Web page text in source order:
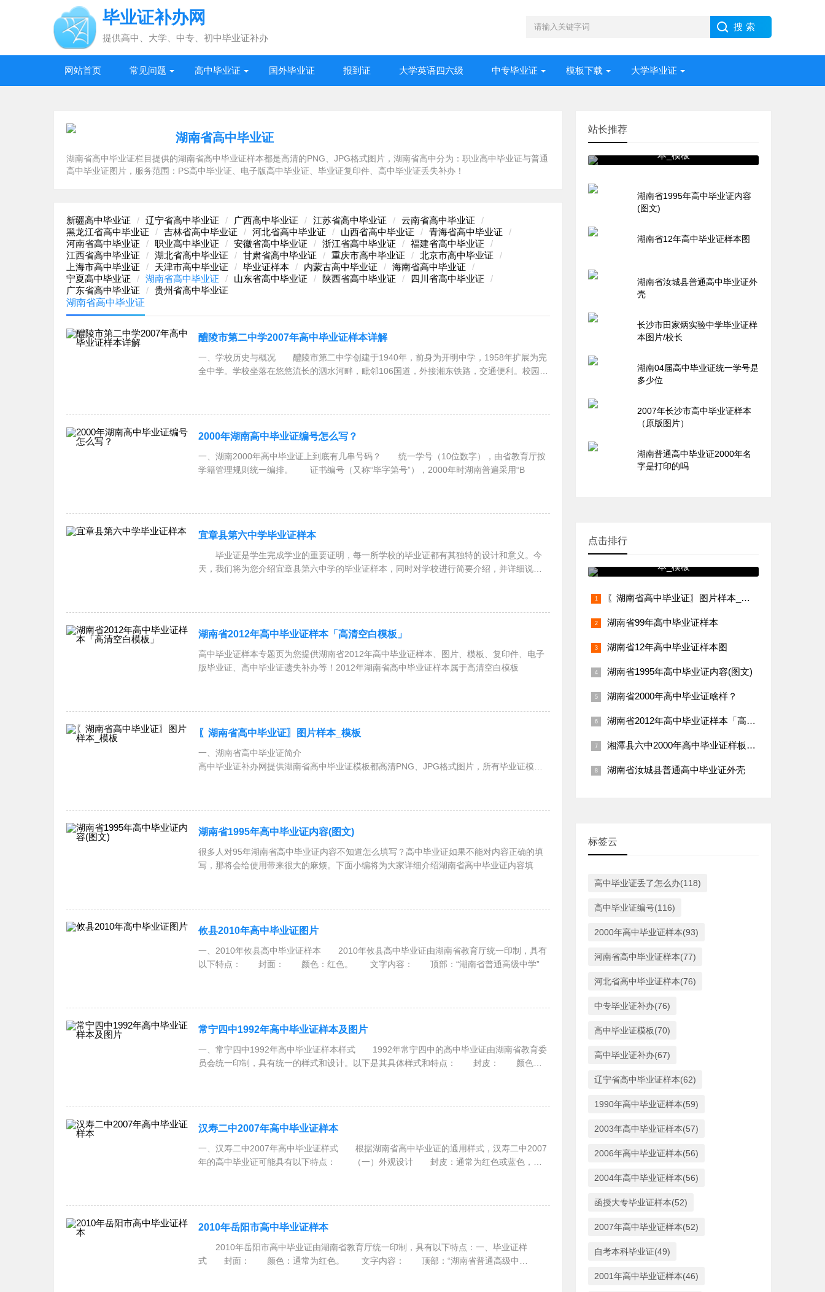
毕业证补办网
提供高中、大学、中专、初中毕业证补办
网站首页 常见问题 高中毕业证 国外毕业证 报到证 大学英语四六级 中专毕业证 模板下载 大学毕业证
湖南省高中毕业证
湖南省高中毕业证栏目提供的湖南省高中毕业证样本都是高清的PNG、JPG格式图片，湖南省高中分为：职业高中毕业证与普通
高中毕业证图片，服务范围：PS高中毕业证、电子版高中毕业证、毕业证复印件、高中毕业证丢失补办！
新疆高中毕业证 辽宁省高中毕业证 广西高中毕业证 江苏省高中毕业证
云南省高中毕业证
黑龙江省高中毕业证
吉林省高中毕业证 河北省高中毕业证 山西省高中毕业证
青海省高中毕业证
河南省高中毕业证
职业高中毕业证 安徽省高中毕业证 浙江省高中毕业证
福建省高中毕业证
江西省高中毕业证
湖北省高中毕业证 甘肃省高中毕业证 重庆市高中毕业证
北京市高中毕业证
上海市高中毕业证
天津市高中毕业证 毕业证样本 内蒙古高中毕业证
海南省高中毕业证
宁夏高中毕业证
湖南省高中毕业证 山东省高中毕业证 陕西省高中毕业证
四川省高中毕业证
广东省高中毕业证
贵州省高中毕业证
湖南省高中毕业证
醴陵市第二中学2007年高中毕业证样本详解
一、学校历史与概况 醴陵市第二中学创建于1940年，前身为开明中学，1958年扩展为完
全中学。学校坐落在悠悠流长的泗水河畔，毗邻106国道，外接湘东铁路，交通便利。校园环
2000年湖南高中毕业证编号怎么写？
一、湖南2000年高中毕业证上到底有几串号码？ 统一学号（10位数字），由省教育厅按
学籍管理规则统一编排。 证书编号（又称“毕字第号”），2000年时湖南普遍采用“B
宜章县第六中学毕业证样本
毕业证是学生完成学业的重要证明，每一所学校的毕业证都有其独特的设计和意义。今
天，我们将为您介绍宜章县第六中学的毕业证样本，同时对学校进行简要介绍，并详细说明
湖南省2012年高中毕业证样本「高清空白模板」
高中毕业证样本专题页为您提供湖南省2012年高中毕业证样本、图片、模板、复印件、电子
版毕业证、高中毕业证遗失补办等！2012年湖南省高中毕业证样本属于高清空白模板
〖湖南省高中毕业证〗图片样本_模板
一、湖南省高中毕业证简介
高中毕业证补办网提供湖南省高中毕业证模板都高清PNG、JPG格式图片，所有毕业证模板
湖南省1995年高中毕业证内容(图文)
很多人对95年湖南省高中毕业证内容不知道怎么填写？高中毕业证如果不能对内容正确的填
写，那将会给使用带来很大的麻烦。下面小编将为大家详细介绍湖南省高中毕业证内容填
攸县2010年高中毕业证图片
一、2010年攸县高中毕业证样本 2010年攸县高中毕业证由湖南省教育厅统一印制，具有
以下特点： 封面： 颜色：红色。 文字内容： 顶部：“湖南省普通高级中学”
常宁四中1992年高中毕业证样本及图片
一、常宁四中1992年高中毕业证样本样式 1992年常宁四中的高中毕业证由湖南省教育委
员会统一印制，具有统一的样式和设计。以下是其具体样式和特点： 封皮： 颜色：
汉寿二中2007年高中毕业证样本
一、汉寿二中2007年高中毕业证样式 根据湖南省高中毕业证的通用样式，汉寿二中2007
年的高中毕业证可能具有以下特点： （一）外观设计 封皮：通常为红色或蓝色，印
2010年岳阳市高中毕业证样本
2010年岳阳市高中毕业证由湖南省教育厅统一印制，具有以下特点：一、毕业证样
式 封面： 颜色：通常为红色。 文字内容： 顶部：“湖南省普通高级中
站长推荐
〖湖南省高中毕业证〗图片样
本_模板
湖南省1995年高中毕业证内容
(图文)
湖南省12年高中毕业证样本图
湖南省汝城县普通高中毕业证外
壳
长沙市田家炳实验中学毕业证样
本图片/校长
湖南04届高中毕业证统一学号是
多少位
2007年长沙市高中毕业证样本
（原版图片）
湖南普通高中毕业证2000年名
字是打印的吗
点击排行
〖湖南省高中毕业证〗图片样
本_模板
〖湖南省高中毕业证〗图片样本_模板
湖南省99年高中毕业证样本
湖南省12年高中毕业证样本图
湖南省1995年高中毕业证内容(图文)
湖南省2000年高中毕业证啥样？
湖南省2012年高中毕业证样本「高清空白模板」
湘潭县六中2000年高中毕业证样板（普通高中毕业证图片）
湖南省汝城县普通高中毕业证外壳
标签云
高中毕业证丢了怎么办(118)
高中毕业证编号(116)
2000年高中毕业证样本(93)
河南省高中毕业证样本(77)
河北省高中毕业证样本(76)
中专毕业证补办(76)
高中毕业证模板(70)
高中毕业证补办(67)
辽宁省高中毕业证样本(62)
1990年高中毕业证样本(59)
2003年高中毕业证样本(57)
2006年高中毕业证样本(56)
2004年高中毕业证样本(56)
函授大专毕业证样本(52)
2007年高中毕业证样本(52)
自考本科毕业证(49)
2001年高中毕业证样本(46)